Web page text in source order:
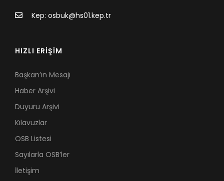
Kep: osbuk@hs01.kep.tr
HIZLI ERİŞİM
Başkan’ın Mesajı
Haber Arşivi
Duyuru Arşivi
Kılavuzlar
OSB Listesi
Sayılarla OSB’ler
İletişim